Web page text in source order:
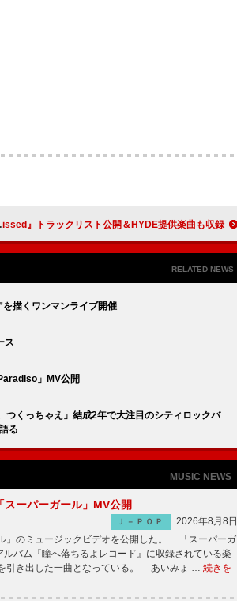
TOMORROW X TOGETHER、日本3rdアルバム『Starkissed』トラックリスト公開＆HYDE提供楽曲も収録
RELATED NEWS
描くワンマンライブ開催
ス
」MV公開
つくっちゃえ」結成2年で大注目のシティロックバ
る
MUSIC NEWS
ーパーガール」MV公開
Ｊ－ＰＯＰ
2026年8月8日
」のミュージックビデオを公開した。 「スーパーガ
バム『瞳へ落ちるよレコード』に収録されている楽
引き出した一曲となっている。 あいみょ … 続きを